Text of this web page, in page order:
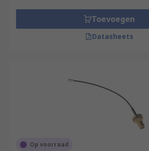
Toevoegen
Datasheets
Op voorraad